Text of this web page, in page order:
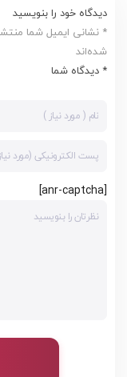
دیدگاه خود را بنویسید
* نشانی ایمیل شما
شده‌اند
* دیدگاه شما
[anr-captcha]